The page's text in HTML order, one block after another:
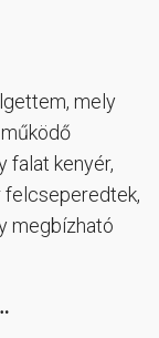
mely
falat kenyér,
felcseperedtek,
megbízható